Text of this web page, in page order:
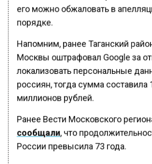
его можно обжаловать в
порядке.
Напомним, ранее Таганский
Москвы оштрафовал Google за
локализовать персональные
россиян, тогда сумма составила
миллионов рублей.
Ранее Вести Московского
сообщали, что
России превысила 73 года.